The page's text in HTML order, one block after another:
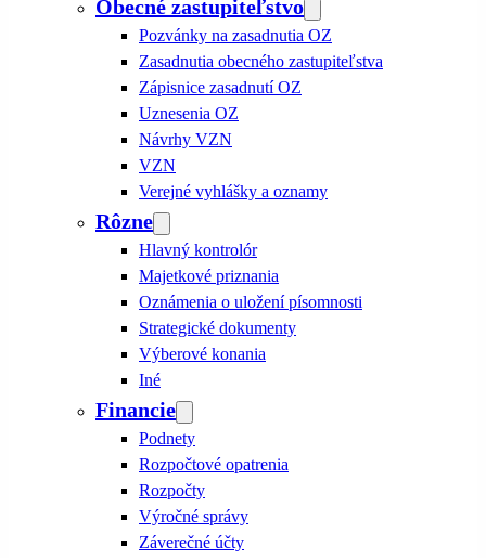
Obecné zastupiteľstvo
Pozvánky na zasadnutia OZ
Zasadnutia obecného zastupiteľstva
Zápisnice zasadnutí OZ
Uznesenia OZ
Návrhy VZN
VZN
Verejné vyhlášky a oznamy
Rôzne
Hlavný kontrolór
Majetkové priznania
Oznámenia o uložení písomnosti
Strategické dokumenty
Výberové konania
Iné
Financie
Podnety
Rozpočtové opatrenia
Rozpočty
Výročné správy
Záverečné účty